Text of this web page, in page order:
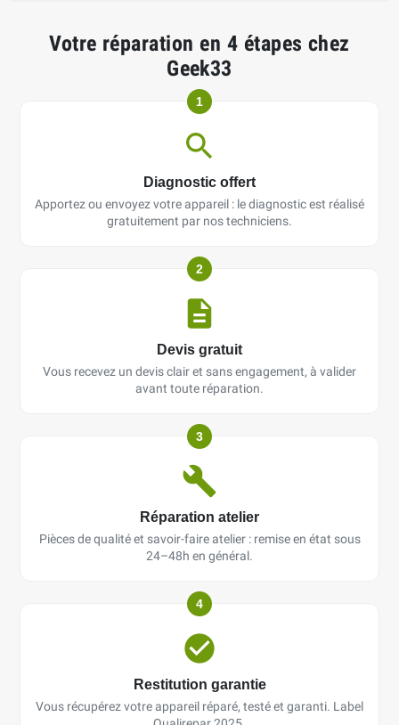
Votre réparation en 4 étapes chez
Geek33
1
Diagnostic offert
Apportez ou envoyez votre appareil : le diagnostic est réalisé
gratuitement par nos techniciens.
2
Devis gratuit
Vous recevez un devis clair et sans engagement, à valider
avant toute réparation.
3
Réparation atelier
Pièces de qualité et savoir-faire atelier : remise en état sous
24–48h en général.
4
Restitution garantie
Vous récupérez votre appareil réparé, testé et garanti. Label